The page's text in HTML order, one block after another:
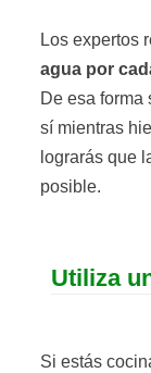
Los expertos
agua por
De esa forma
sí mientras
lograrás que
posible.
Utiliza
Si estás